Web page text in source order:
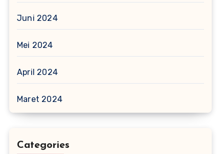
Juni 2024
Mei 2024
April 2024
Maret 2024
Categories